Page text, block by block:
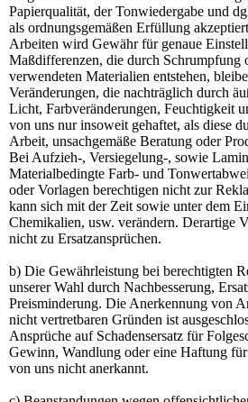
Papierqualität, der Tonwiedergabe und
als ordnungsgemäßen Erfüllung
Arbeiten wird Gewähr für genaue
Maßdifferenzen, die durch Schrumpfung
verwendeten Materialien entstehen,
Veränderungen, die nachträglich durch
Licht, Farbveränderungen, Feuchtigkeit
von uns nur insoweit gehaftet, als diese
Arbeit, unsachgemäße Beratung oder
Bei Aufzieh-, Versiegelung-, sowie
Materialbedingte Farb- und
oder Vorlagen berechtigen nicht zur
kann sich mit der Zeit sowie unter dem
Chemikalien, usw. verändern. Derartige
nicht zu Ersatzansprüchen.
b) Die Gewährleistung bei berechtigten
unserer Wahl durch Nachbesserung,
Preisminderung. Die Anerkennung von
nicht vertretbaren Gründen ist
Ansprüche auf Schadensersatz für
Gewinn, Wandlung oder eine Haftung
von uns nicht anerkannt.